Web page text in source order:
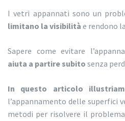
I vetri appannati sono un
limitano la visibilità e rendono
Sapere come evitare
aiuta a partire subito senza
In questo articolo
l’appannamento delle superfici
metodi per risolvere il